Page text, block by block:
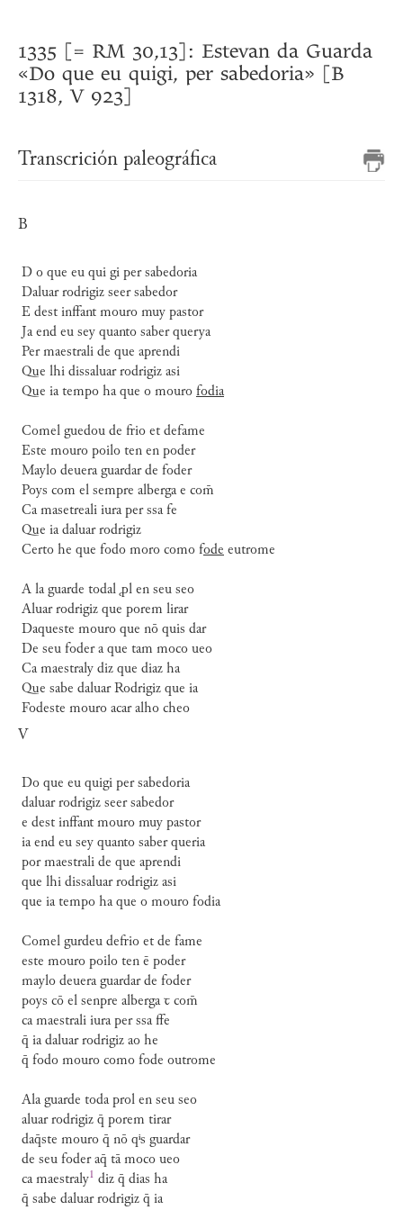
1335 [= RM 30,13]: Estevan da Guarda
«Do que eu quigi, per sabedoria» [B
1318, V 923]
Transcrición paleográfica
B
D o que eu qui gi per sabedoria
Daluar rodrigiz seer sabedor
E dest inffant mouro muy pastor
Ja end eu sey quanto saber querya
Per maestrali de que aprendi
Que lhi dissaluar rodrigiz asi
Que ia tempo ha que o mouro fodia
Comel guedou de frio et defame
Este mouro poilo ten en poder
Maylo deuera guardar de foder
Poys com el sempre alberga e com̄
Ca masetreali iura per ssa fe
Que ia daluar rodrigiz
Certo he que fodo moro como fode eutrome
A la guarde todal ꝓl en seu seo
Aluar rodrigiz que porem lirar
Daqueste mouro que nō quis dar
De seu foder a que tam moco ueo
Ca maestraly diz que diaz ha
Que sabe daluar Rodrigiz que ia
Fodeste mouro acar alho cheo
V
Do que eu quigi per sabedoria
daluar rodrigiz seer sabedor
e dest inffant mouro muy pastor
ia end eu sey quanto saber queria
por maestrali de que aprendi
que lhi dissaluar rodrigiz asi
que ia tempo ha que o mouro fodia
Comel gurdeu defrio et de fame
este mouro poilo ten ē poder
maylo deuera guardar de foder
poys cō el senpre alberga ꞇ com̄
ca maestrali iura per ssa ffe
q̄ ia daluar rodrigiz ao he
q̄ fodo mouro como fode outrome
Ala guarde toda prol en seu seo
aluar rodrigiz q̄ porem tirar
daq̄ste mouro q̄ nō qⁱs guardar
de seu foder aq̄ tā moco ueo
ca maestraly1 diz q̄ dias ha
q̄ sabe daluar rodrigiz q̄ ia